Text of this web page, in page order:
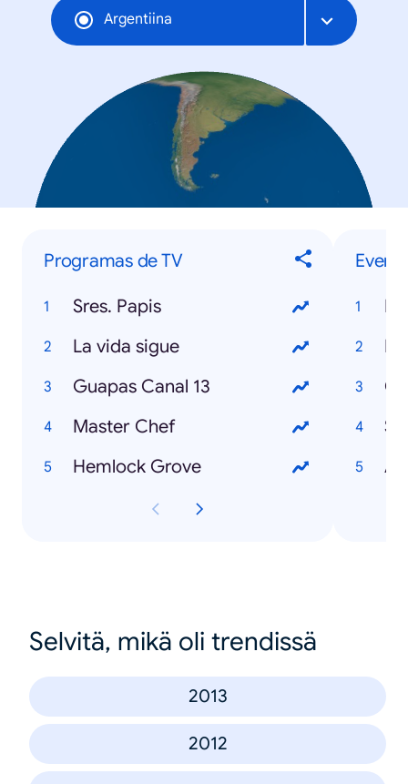
Argentiina
Programas de TV
Sres. Papis
La vida sigue
Guapas Canal 13
Master Chef
Hemlock Grove
Selvitä, mikä oli trendissä
2013
2012